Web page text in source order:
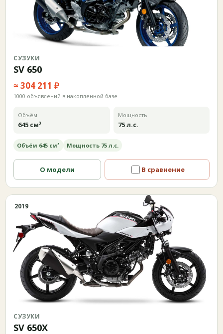
СУЗУКИ
SV 650
≈ 304 211 ₽
1000 объявлений в накопленной базе
Объём
645 см³
Мощность
75 л.с.
Объём 645 см³ Мощность 75 л.с.
О модели В сравнение
2019
СУЗУКИ
SV 650X